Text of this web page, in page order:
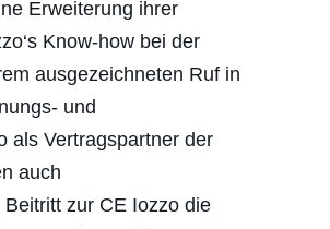
Erweiterung ihrer
Know-how bei der
ausgezeichneten Ruf in
und
als Vertragspartner der
auch
zur CE Iozzo die